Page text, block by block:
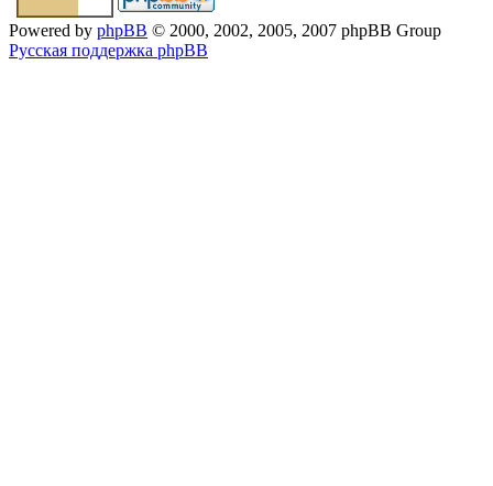
Powered by phpBB © 2000, 2002, 2005, 2007 phpBB Group
Русская поддержка phpBB